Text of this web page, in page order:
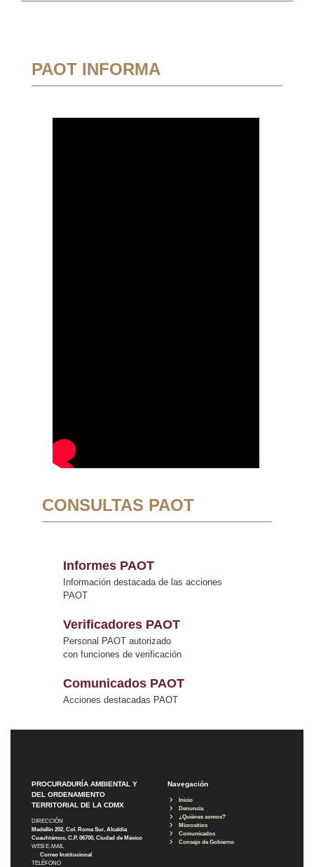
PAOT INFORMA
CONSULTAS PAOT
Informes PAOT
Información destacada de las acciones
PAOT
Verificadores PAOT
Personal PAOT autorizado
con funciones de verificación
Comunicados PAOT
Acciones destacadas PAOT
PROCURADURÍA AMBIENTAL Y
DEL ORDENAMIENTO
TERRITORIAL DE LA CDMX
DIRECCIÓN
Medellín 202, Col. Roma Sur, Alcaldía
Cuauhtémoc, C.P. 06700, Ciudad de México
WEB E-MAIL
Correo Institucional
TELÉFONO
Navegación
Inicio
Denuncia
¿Quiénes somos?
Micrositios
Comunicados
Consejo de Gobierno